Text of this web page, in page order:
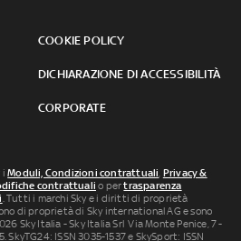
COOKIE POLICY
DICHIARAZIONE DI ACCESSIBILITÀ
CORPORATE
iModuli, Condizioni contrattuali Privacy &
contrattuali o pertrasparenza
. Tutti i marchi Sky e i diritti di proprietà
di proprietà di Sky international AG e sono
Sky Italia - Sky Italia Srl Via Monte Penice, 7 -
SkyTG24: ISSN 3035-1537 e SkySport: ISSN